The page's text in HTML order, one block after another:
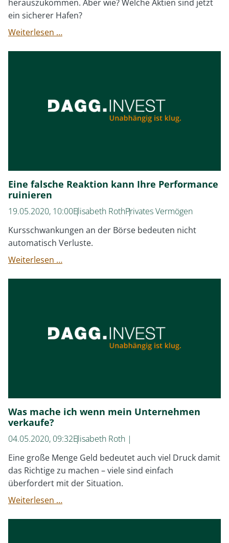
herauszukommen. Aber wie? Welche Aktien sind jetzt
ein sicherer Hafen?
Weiterlesen …Rosinen
Eine falsche Reaktion kann Ihre Performance
ruinieren
19.05.2020, 10:00Elisabeth RothPrivates Vermögen
Kursschwankungen an der Börse bedeuten nicht
automatisch Verluste.
Weiterlesen …Eine
ruinieren
Was mache ich wenn mein Unternehmen
verkaufe?
04.05.2020, 09:32Elisabeth Roth
Eine große Menge Geld bedeutet auch viel Druck damit
das Richtige zu machen – viele sind einfach
überfordert mit der Situation.
Weiterlesen …Was